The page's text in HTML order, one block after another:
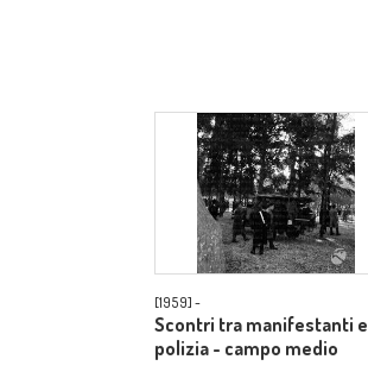
[1959] -
Scontri tra manifestanti e
polizia - campo medio